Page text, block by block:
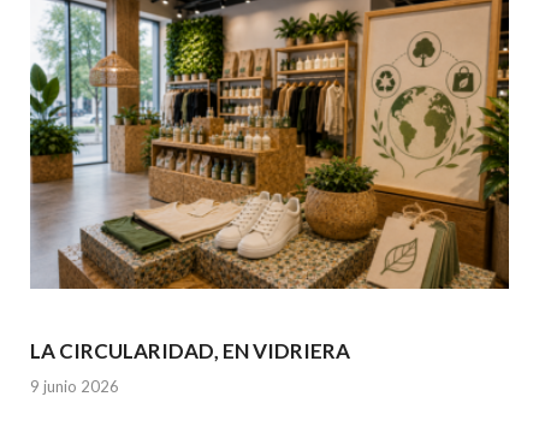
LA CIRCULARIDAD, EN VIDRIERA
9 junio 2026